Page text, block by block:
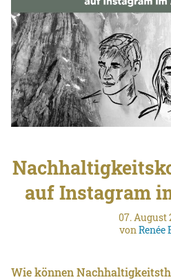
auf Instagram
07. August
vonRenée
Wie können